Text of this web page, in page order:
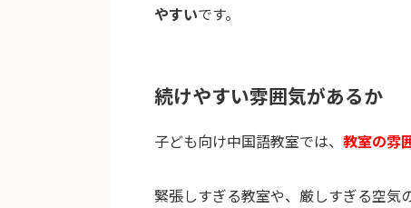
やすいです。
続けやすい雰囲気があるか
子ども向け中国語教室では、 教室の雰
緊張しすぎる教室や、厳しすぎる空気